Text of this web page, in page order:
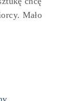
Mało